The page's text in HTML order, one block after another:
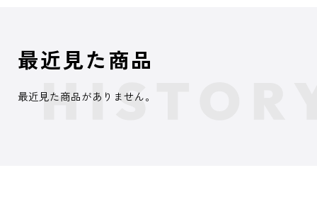
最近見た商品
最近見た商品がありません。